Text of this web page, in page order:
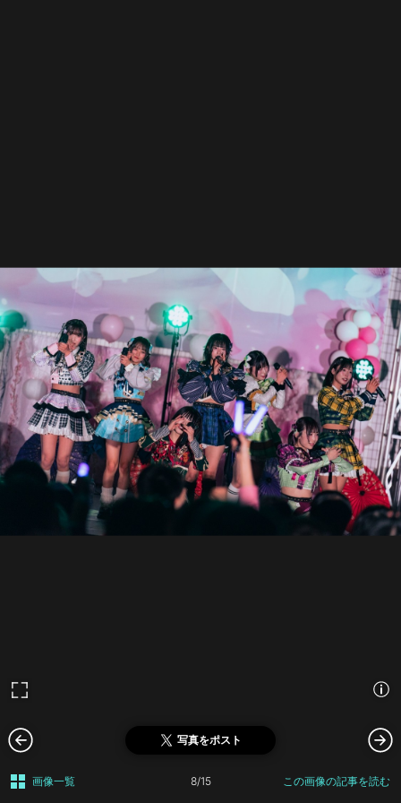
写真をポスト
画像一覧 8/15 この画像の記事を読む